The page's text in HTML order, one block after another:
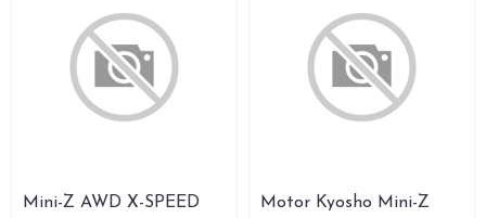
Mini-Z AWD X-SPEED
Motor Kyosho Mini-Z